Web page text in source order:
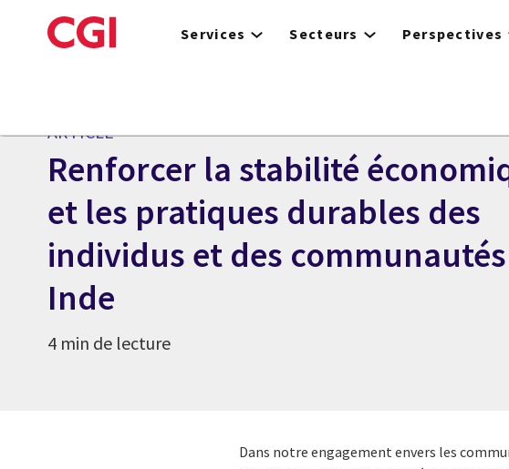
to
Services Secteurs Perspectives
ARTICLE
Renforcer la stabilité
et les pratiques durables des
individus et des
Inde
4 min de lecture
Dans notre engagement envers les